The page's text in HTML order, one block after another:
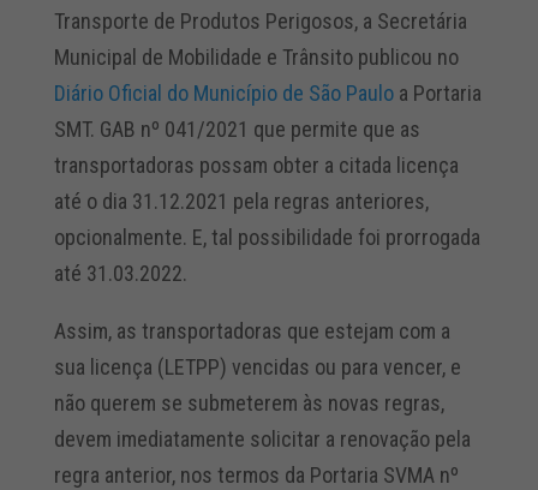
Transporte de Produtos Perigosos, a Secretária
Municipal de Mobilidade e Trânsito publicou no
Diário Oficial do Município de São Pauloa Portaria
SMT. GAB nº 041/2021 que permite que as
transportadoras possam obter a citada licença
até o dia 31.12.2021 pela regras anteriores,
opcionalmente. E, tal possibilidade foi prorrogada
até 31.03.2022.
Assim, as transportadoras que estejam com a
sua licença (LETPP) vencidas ou para vencer, e
não querem se submeterem às novas regras,
devem imediatamente solicitar a renovação pela
regra anterior, nos termos da Portaria SVMA nº